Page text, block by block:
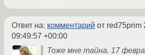
Ответ на: комментарий от red75prim
09:49:57 +00:00
Тоже мне тайна. 17